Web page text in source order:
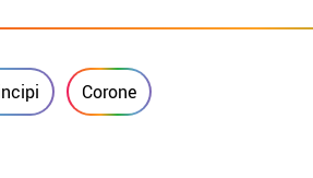
Corone